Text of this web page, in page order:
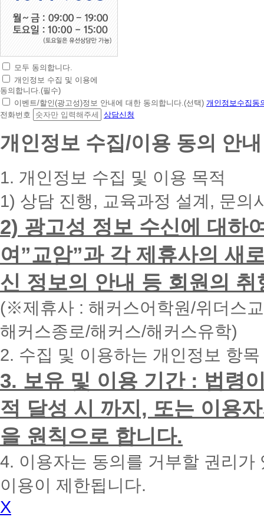
초
간
편
상
담
청
대
폰
입
력
시
면
빠
른
간
내
에
화
드
리
겠
습
니
다.
모두 동의합니다.
개인정보 수집 및 이용에
동의합니다.(필수)
이벤트/할인(광고성)정보 안내에 대한 동의합니다.(선택) 개인정보수집동
전화번호
상담신청
개인정보 수집/이용 동의 안내
1. 개인정보 수집 및 이용 목적
1) 상담 진행, 교육과정 설계, 문의
2) 광고성 정보 수신에 대하
여”교암”과 각 제휴사의 새
신 정보의 안내 등 회원의
(※제휴사 : 해커스어학원/위더스
해커스종로/해커스/해커스유학)
2. 수집 및 이용하는 개인정보 항
3. 보유 및 이용 기간 : 법령
적 달성 시 까지, 또는 이용
을 원칙으로 합니다.
4. 이용자는 동의를 거부할 권리
이용이 제한됩니다.
X